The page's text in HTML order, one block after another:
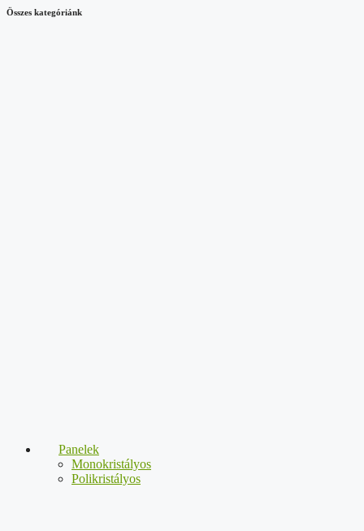
Összes kategóriánk
Panelek
Monokristályos
Polikristályos